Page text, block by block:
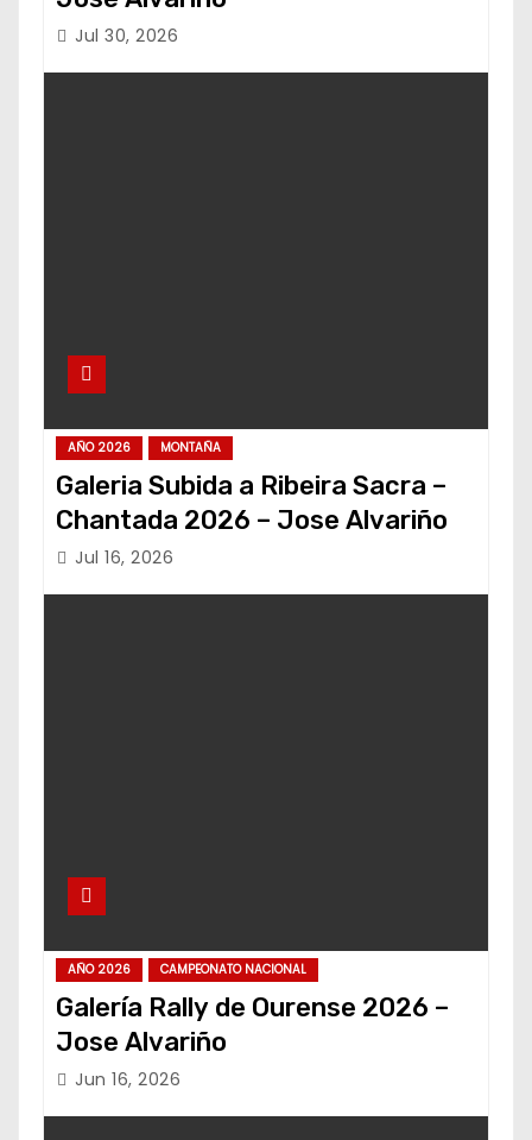
Jul 30, 2026
AÑO 2026 MONTAÑA
Galeria Subida a Ribeira Sacra –
Chantada 2026 – Jose Alvariño
Jul 16, 2026
AÑO 2026 CAMPEONATO NACIONAL
Galería Rally de Ourense 2026 –
Jose Alvariño
Jun 16, 2026